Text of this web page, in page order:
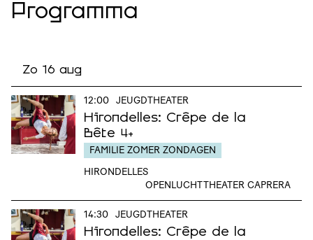
Programma
Zo 16 aug
12:00 JEUGDTHEATER
Hirondelles: Crêpe de la
Bête 4+
FAMILIE ZOMER ZONDAGEN
HIRONDELLES
OPENLUCHTTHEATER CAPRERA
14:30 JEUGDTHEATER
Hirondelles: Crêpe de la